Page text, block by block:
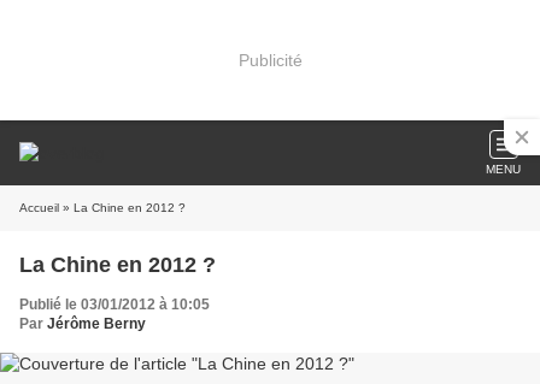
Publicité
MENU
Accueil » La Chine en 2012 ?
La Chine en 2012 ?
Publié le 03/01/2012 à 10:05
Par Jérôme Berny